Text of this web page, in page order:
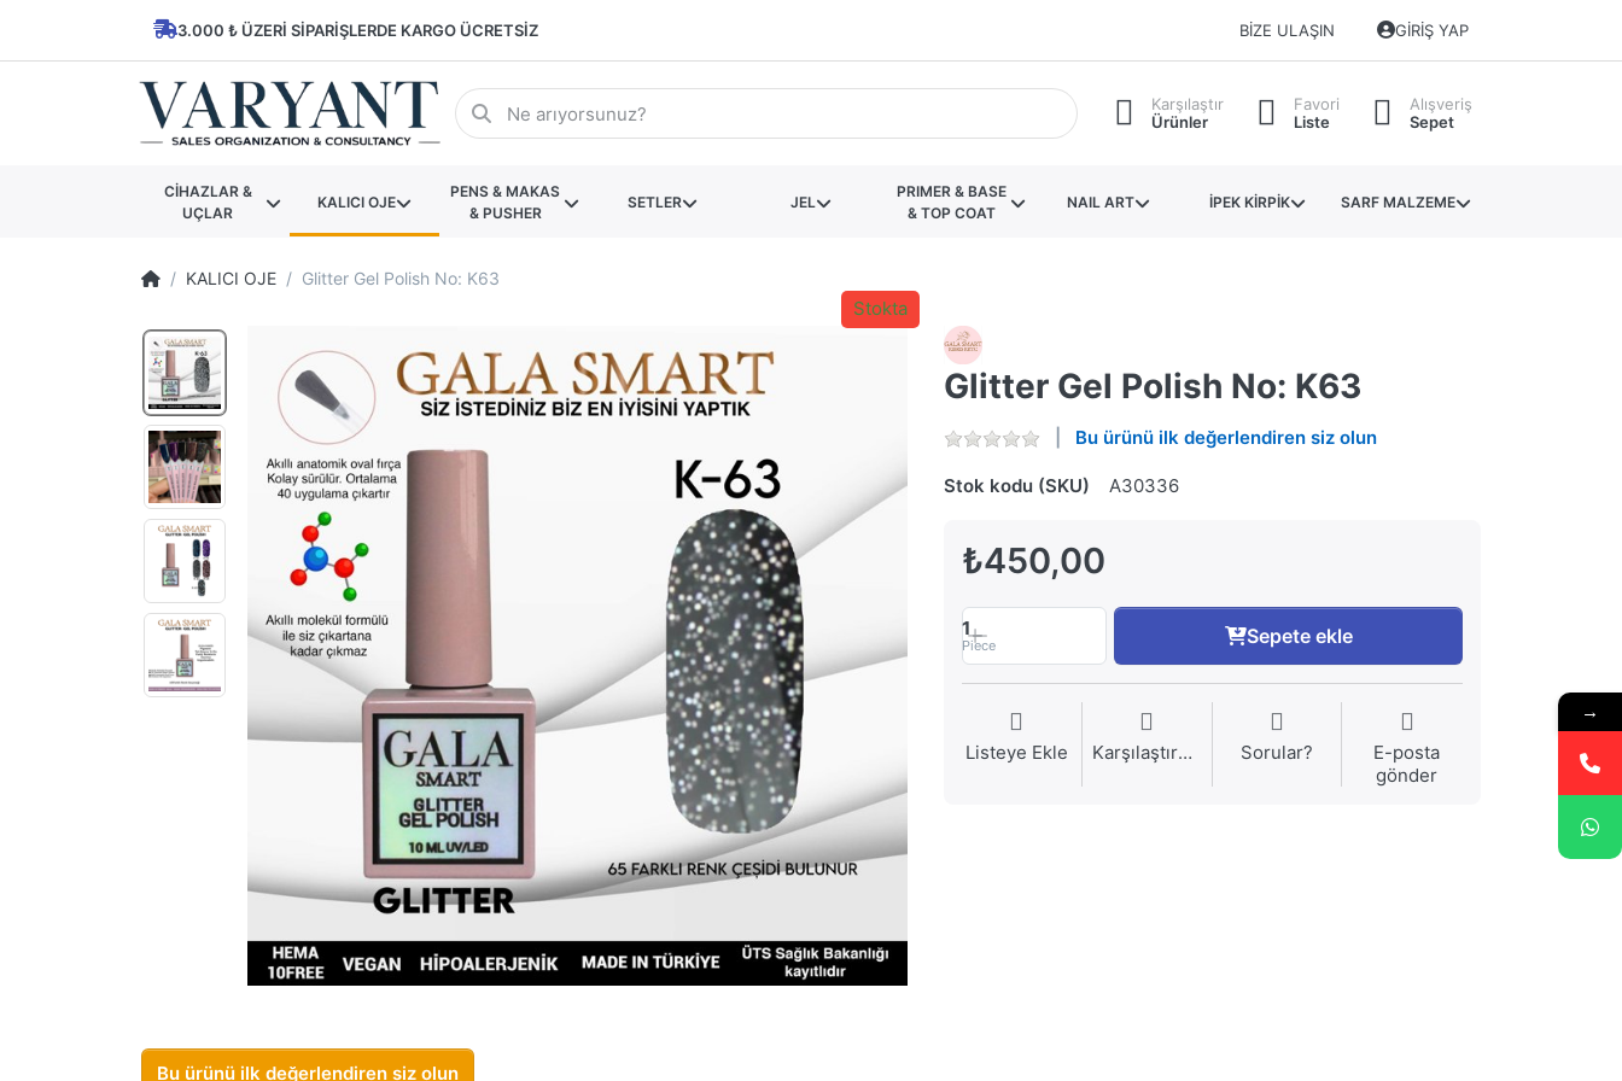
3.000 ₺ ÜZERI SIPARIŞLERDE KARGO ÜCRETSIZ BIZE ULAŞIN GIRIŞ YAP
Karşılaştır
Ürünler
Favori
Liste
Alışveriş
Sepet
CİHAZLAR &
UÇLAR
KALICI OJE
PENS & MAKAS
& PUSHER
SETLER JEL
PRIMER & BASE
& TOP COAT
NAIL ART İPEK KİRPİK SARF MALZEME
KALICI OJE Glitter Gel Polish No: K63
Glitter Gel Polish No: K63
Bu ürünü ilk değerlendiren siz olun
Stok kodu (SKU) A30336
₺450,00
Stokta
1
Piece Sepete ekle
Listeye Ekle Karşılaştırma Sorular?
E-posta
gönder
Bu ürünü ilk değerlendiren siz olun
→